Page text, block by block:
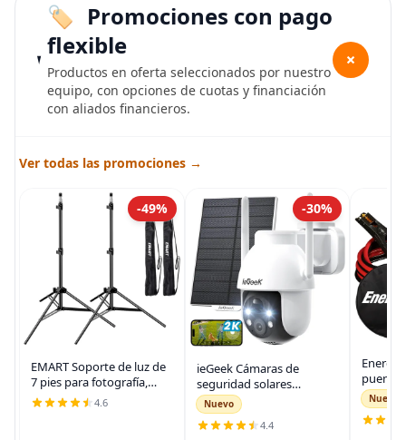
Promociones con pago
flexible
Productos en oferta seleccionados por nuestro
equipo, con opciones de cuotas y financiación
con aliados financieros.
+
Ver todas las promociones →
-49%
EMART Soporte de luz de
7 pies para fotografía,
soporte de trípode
portátil para fotos y
4.6
-30%
ieGeek Cámaras de
seguridad solares
inalámbricas para
exteriores, cámara WiFi 2K
para sistema de
Nuevo
4.4
puente
auto,
para
Nuevo